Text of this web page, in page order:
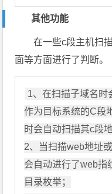
其他功能
在一些c段主机扫
面等方面进行了判断。
1、在扫描子域名时
作为目标系统的C段
时会自动扫描其c段地
2、当扫描web地址
会自动进行了web指
目录枚举；